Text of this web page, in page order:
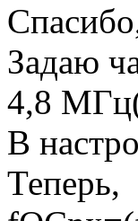
Задаю
4,8
В
Теперь,